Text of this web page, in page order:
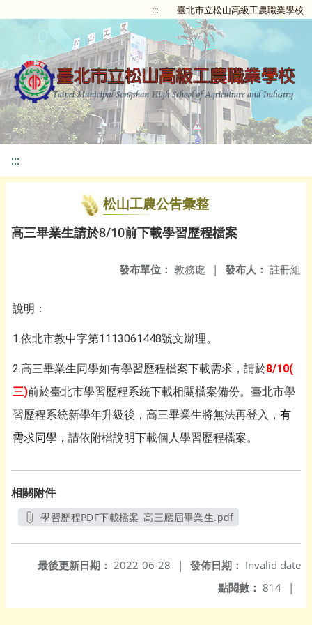
::: 臺北市立松山高級工農職業學校
:::
松山工農公告彙整
高三畢業生請於8/10前下載學習歷程檔案
發布人： 註冊組
發布單位： 教務處 |
說明：
1.依北市教中字第1113061448號文辦理。
2.高三畢業生同學如有學習歷程檔案下載需求，請於8/10(
三)前於臺北市學習歷程系統下載相關檔案備份。 臺北市學
習歷程系統新學年升級後，高三畢業生將無法再登入， 有
需求同學， 請依附檔說明下載個人學習歷程檔案。
相關附件
學習歷程PDF下載檔案_高三應屆畢業生.pdf
發佈日期： Invalid date
最後更新日期： 2022-06-28
|
點閱數： 814 |